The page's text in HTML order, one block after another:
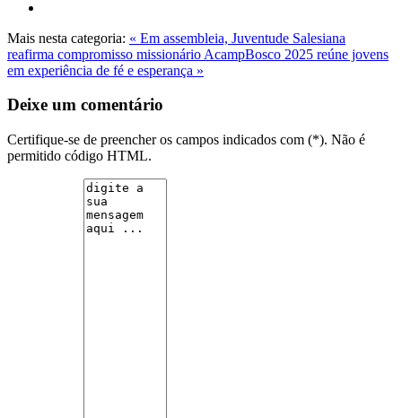
Mais nesta categoria: « Em assembleia, Juventude Salesiana
reafirma compromisso missionário AcampBosco 2025 reúne jovens
em experiência de fé e esperança »
Deixe um comentário
Certifique-se de preencher os campos indicados com (*). Não é
permitido código HTML.